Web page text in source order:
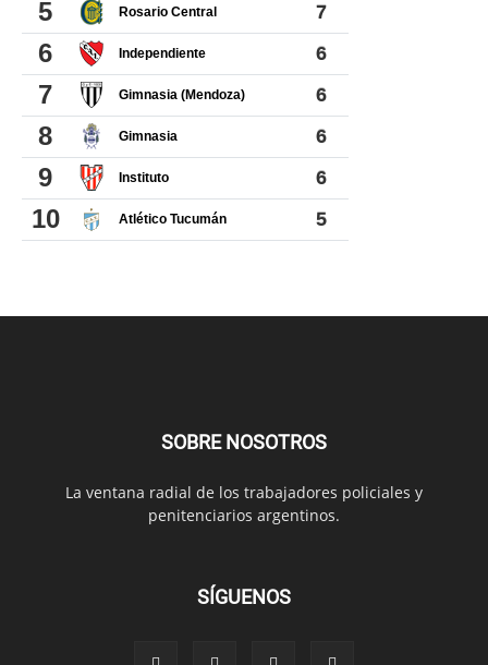
SOBRE NOSOTROS
La ventana radial de los trabajadores policiales y
penitenciarios argentinos.
SÍGUENOS